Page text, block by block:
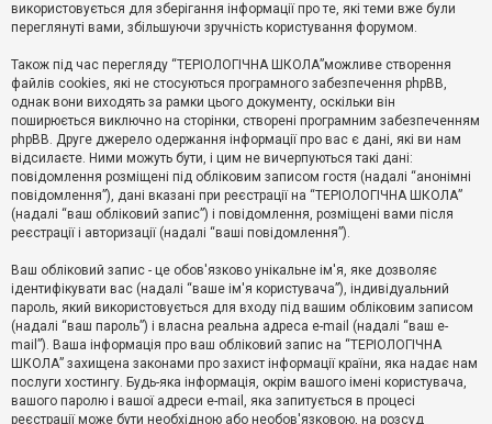
д
о
і
д
е
й
А
т
и
в
е
м
и
П
о
ш
використовується для зберігання інформації про те, які теми вже були
переглянуті вами, збільшуючи зручність користування форумом.
Також під час перегляду “ТЕРІОЛОГІЧНА ШКОЛА”можливе створення
файлів cookies, які не стосуються програмного забезпечення phpBB,
однак вони виходять за рамки цього документу, оскільки він
поширюється виключно на сторінки, створені програмним забезпеченням
phpBB. Друге джерело одержання інформації про вас є дані, які ви нам
відсилаєте. Ними можуть бути, і цим не вичерпуються такі дані:
повідомлення розміщені під обліковим записом гостя (надалі “анонімні
повідомлення”), дані вказані при реєстрації на “ТЕРІОЛОГІЧНА ШКОЛА”
(надалі “ваш обліковий запис”) і повідомлення, розміщені вами після
реєстрації і авторизації (надалі “ваші повідомлення”).
Ваш обліковий запис - це обов'язково унікальне ім'я, яке дозволяє
ідентифікувати вас (надалі “ваше ім'я користувача”), індивідуальний
пароль, який використовується для входу під вашим обліковим записом
(надалі “ваш пароль”) і власна реальна адреса e-mail (надалі “ваш e-
mail”). Ваша інформація про ваш обліковий запис на “ТЕРІОЛОГІЧНА
ШКОЛА” захищена законами про захист інформації країни, яка надає нам
послуги хостингу. Будь-яка інформація, окрім вашого імені користувача,
вашого паролю і вашої адреси e-mail, яка запитується в процесі
реєстрації може бути необхідною або необов'язковою, на розсуд